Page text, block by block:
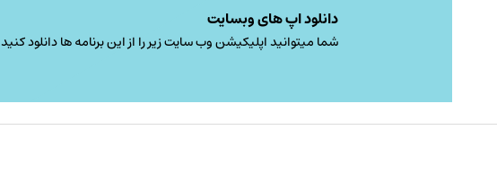
دانلود اپ های وبسایت
شما میتوانید اپلیکیشن وب سایت زیر را از این برنامه ها دانلود کنید